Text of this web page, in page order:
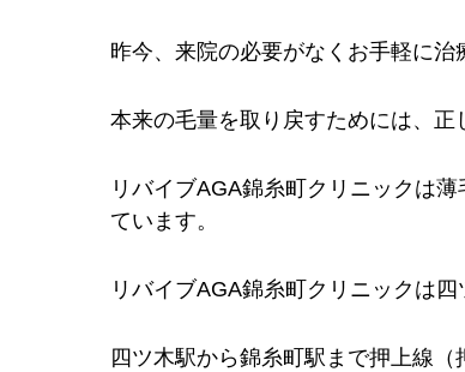
昨今、来院の必要がなくお手軽に
本来の毛量を取り戻すためには、正
リバイブAGA錦糸町クリニックは
ています。
リバイブAGA錦糸町クリニックは
四ツ木駅から錦糸町駅まで押上線